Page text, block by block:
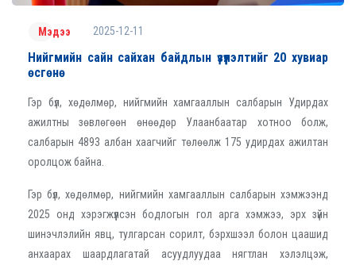
Мэдээ 2025-12-11
Нийгмийн сайн сайхан байдлын үзүүлэлтийг 20 хувиар
өсгөнө
Гэр бүл, хөдөлмөр, нийгмийн хамгааллын салбарын Удирдах
ажилтны зөвлөгөөн өнөөдөр Улаанбаатар хотноо болж,
салбарын 4893 албан хаагчийг төлөөлж 175 удирдах ажилтан
оролцож байна.
Гэр бүл, хөдөлмөр, нийгмийн хамгааллын салбарын хэмжээнд
2025 онд хэрэгжүүлсэн бодлогын гол арга хэмжээ, эрх зүйн
шинэчлэлийн явц, тулгарсан сорилт, бэрхшээл болон цаашид
анхаарах шаардлагатай асуудлуудаа нягтлан хэлэлцэж,